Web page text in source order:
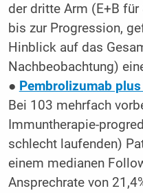
der dritte Arm (E+B
bis zur Progression,
Hinblick auf das
Nachbeobachtung)
● Pembrolizumab
Bei 103 mehrfach
Immuntherapie-
schlecht laufenden)
einem medianen
Ansprechrate von